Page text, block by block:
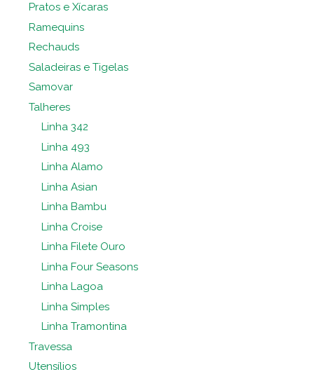
Pratos e Xícaras
Ramequins
Rechauds
Saladeiras e Tigelas
Samovar
Talheres
Linha 342
Linha 493
Linha Alamo
Linha Asian
Linha Bambu
Linha Croise
Linha Filete Ouro
Linha Four Seasons
Linha Lagoa
Linha Simples
Linha Tramontina
Travessa
Utensílios